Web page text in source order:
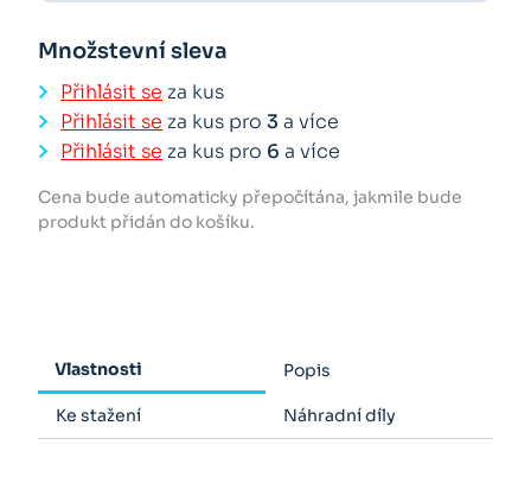
Množstevní sleva
Přihlásit se za kus
Přihlásit se za kus pro3 a více
Přihlásit se za kus pro 6 a více
Cena bude automaticky přepočítána, jakmile bude
produkt přidán do košíku.
Vlastnosti Popis
Ke stažení Náhradní díly